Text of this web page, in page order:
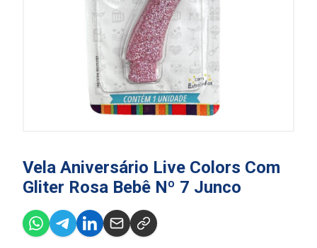
Vela Aniversário Live Colors Com
Gliter Rosa Bebê Nº 7 Junco